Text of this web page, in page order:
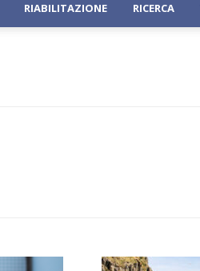
RIABILITAZIONE RICERCA